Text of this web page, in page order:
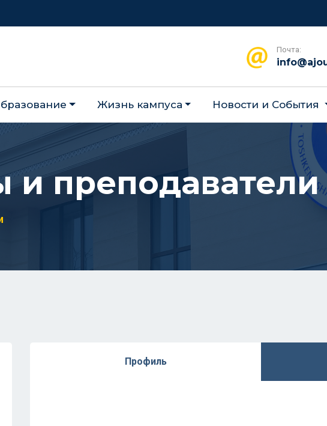
Почта:
Жизнь кампуса Новости и События
преподаватели
Профиль